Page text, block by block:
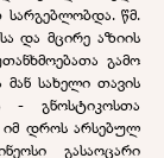
სარგებლობდა. წმ.
და მცირე აზიის
გამო
მან სახელი თავის
- გნოსტიკოსთა
იმ დროს არსებულ
გასაოცარი